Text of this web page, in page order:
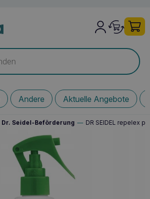
Andere Aktuelle Angebote
Dr. Seidel-Beförderung — DR SEIDEL repelex